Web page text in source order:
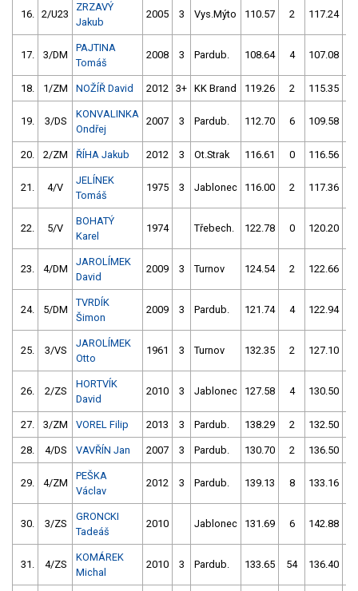
16. 2/U23
ZRZAVÝ
Jakub
2005 3 Vys.Mýto 110.57 2 117.24
17. 3/DM
PAJTINA
Tomáš
2008 3 Pardub. 108.64 4 107.08
18. 1/ZM NOŽÍŘ David 2012 3+ KK Brand 119.26 2 115.35
19. 3/DS
KONVALINKA
Ondřej
2007 3 Pardub. 112.70 6 109.58
20. 2/ZM ŘÍHA Jakub 2012 3 Ot.Strak 116.61 0 116.56
21. 4/V
JELÍNEK
Tomáš
1975 3 Jablonec 116.00 2 117.36
22. 5/V
BOHATÝ
Karel
1974 Třebech. 122.78 0 120.20
23. 4/DM
JAROLÍMEK
David
2009 3 Turnov 124.54 2 122.66
24. 5/DM
TVRDÍK
Šimon
2009 3 Pardub. 121.74 4 122.94
25. 3/VS
JAROLÍMEK
Otto
1961 3 Turnov 132.35 2 127.10
26. 2/ZS
HORTVÍK
David
2010 3 Jablonec 127.58 4 130.50
27. 3/ZM VOREL Filip 2013 3 Pardub. 138.29 2 132.50
28. 4/DS VAVŘÍN Jan 2007 3 Pardub. 130.70 2 136.50
29. 4/ZM
PEŠKA
Václav
2012 3 Pardub. 139.13 8 133.16
30. 3/ZS
GRONCKI
Tadeáš
2010 Jablonec 131.69 6 142.88
31. 4/ZS
KOMÁREK
Michal
2010 3 Pardub. 133.65 54 136.40